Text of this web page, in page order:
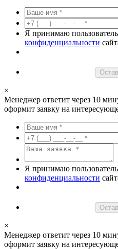
Я принимаю
конфиденциальности
×
Менеджер ответит через 10
оформит заявку на
Я принимаю
конфиденциальности
×
Менеджер ответит через 10
оформит заявку на